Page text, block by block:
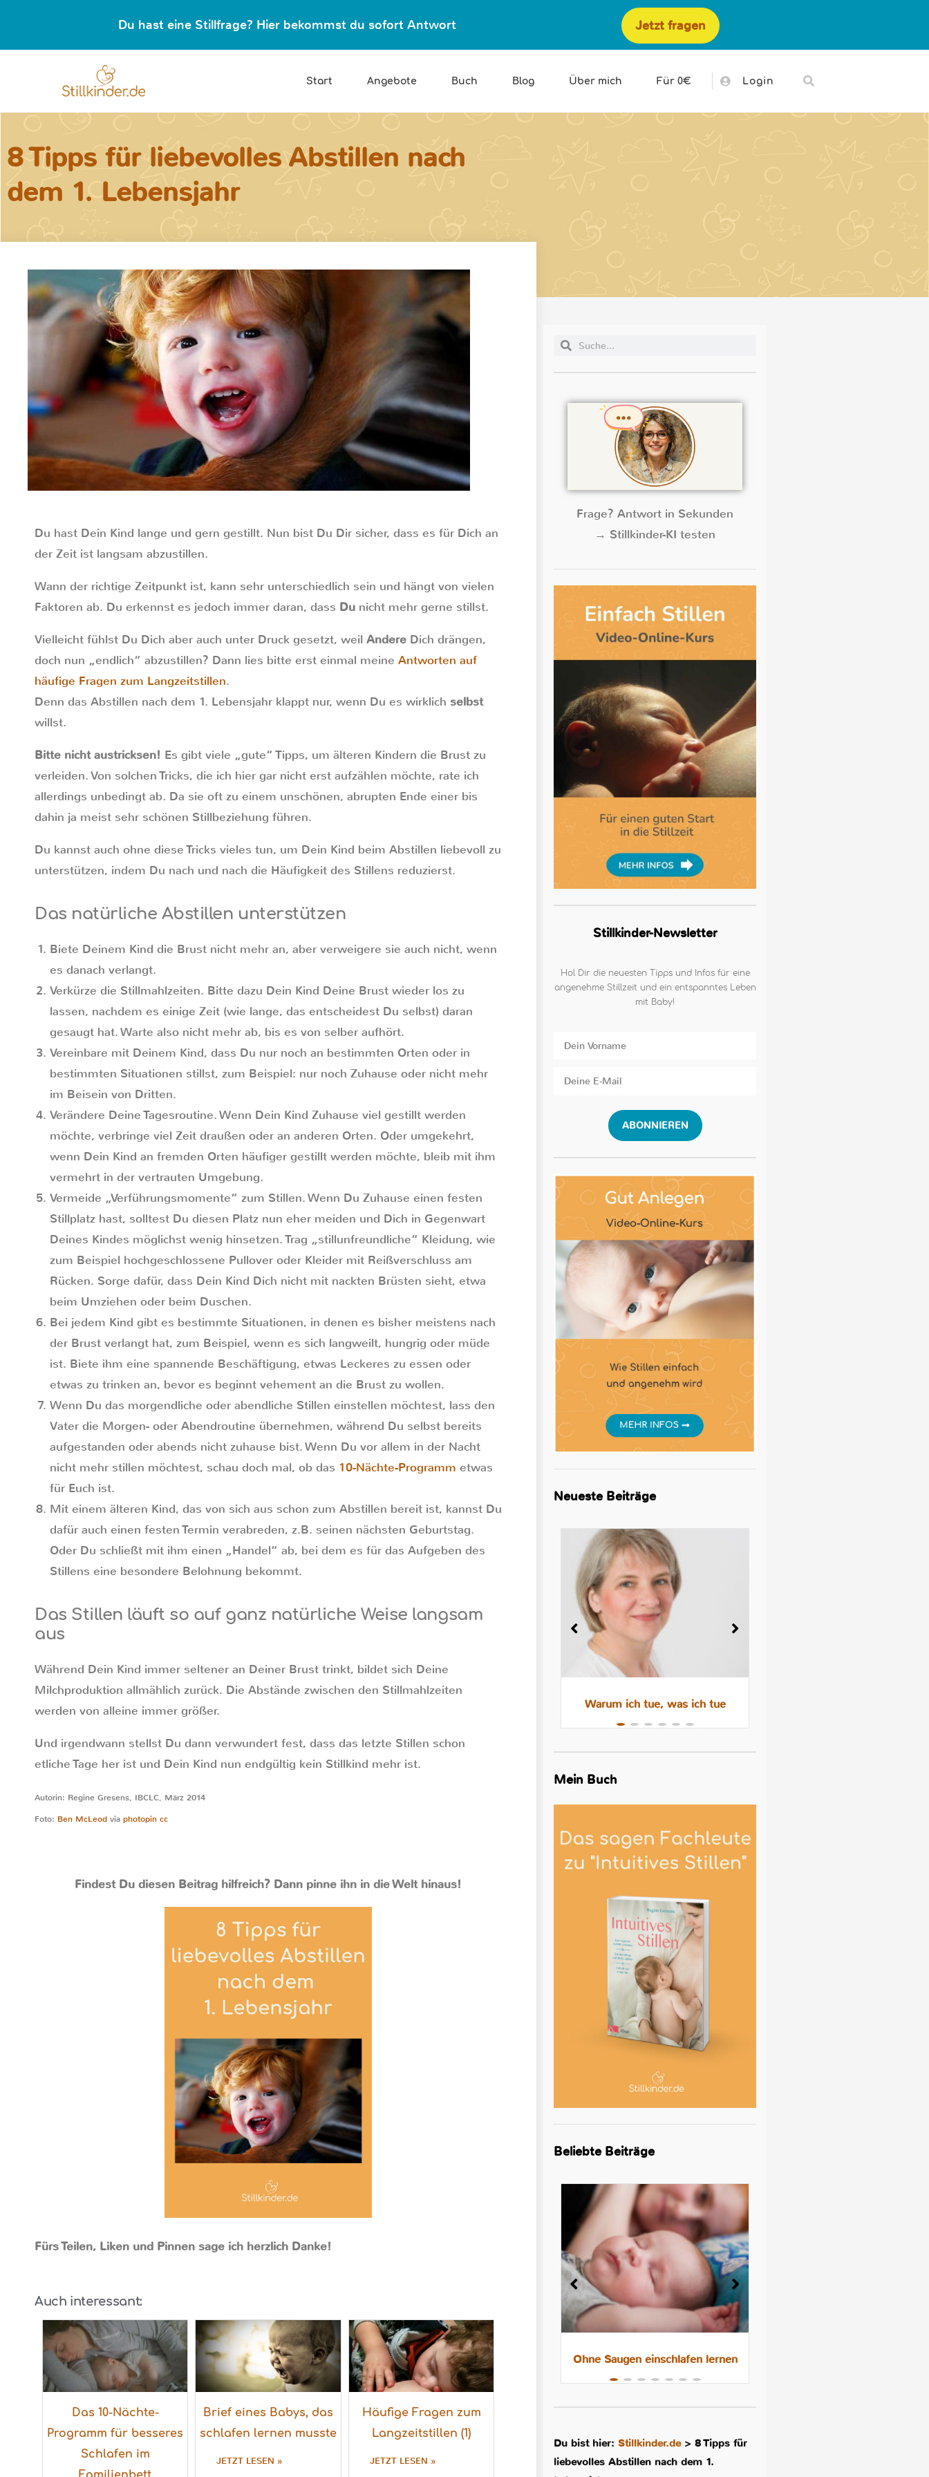
Du hast eine Stillfrage? Hier bekommst du sofort Antwort Jetzt fragen
Start Angebote Buch Blog Über mich Für 0€ Login
8 Tipps für liebevolles Abstillen nach
dem 1. Lebensjahr
Du hast Dein Kind lange und gern gestillt. Nun bist Du Dir sicher, dass es für Dich an
der Zeit ist langsam abzustillen.
Wann der richtige Zeitpunkt ist, kann sehr unterschiedlich sein und hängt von vielen
Faktoren ab. Du erkennst es jedoch immer daran, dass Du nicht mehr gerne stillst.
Vielleicht fühlst Du Dich aber auch unter Druck gesetzt, weil Andere Dich drängen,
doch nun „endlich“ abzustillen? Dann lies bitte erst einmal meine Antworten auf
häufige Fragen zum Langzeitstillen.
Denn das Abstillen nach dem 1. Lebensjahr klappt nur, wenn Du es wirklich selbst
willst.
Bitte nicht austricksen! Es gibt viele „gute“ Tipps, um älteren Kindern die Brust zu
verleiden. Von solchen Tricks, die ich hier gar nicht erst aufzählen möchte, rate ich
allerdings unbedingt ab. Da sie oft zu einem unschönen, abrupten Ende einer bis
dahin ja meist sehr schönen Stillbeziehung führen.
Du kannst auch ohne diese Tricks vieles tun, um Dein Kind beim Abstillen liebevoll zu
unterstützen, indem Du nach und nach die Häufigkeit des Stillens reduzierst.
Das natürliche Abstillen unterstützen
Biete Deinem Kind die Brust nicht mehr an, aber verweigere sie auch nicht, wenn
es danach verlangt.
Verkürze die Stillmahlzeiten. Bitte dazu Dein Kind Deine Brust wieder los zu
lassen, nachdem es einige Zeit (wie lange, das entscheidest Du selbst) daran
gesaugt hat. Warte also nicht mehr ab, bis es von selber aufhört.
Vereinbare mit Deinem Kind, dass Du nur noch an bestimmten Orten oder in
bestimmten Situationen stillst, zum Beispiel: nur noch Zuhause oder nicht mehr
im Beisein von Dritten.
Verändere Deine Tagesroutine. Wenn Dein Kind Zuhause viel gestillt werden
möchte, verbringe viel Zeit draußen oder an anderen Orten. Oder umgekehrt,
wenn Dein Kind an fremden Orten häufiger gestillt werden möchte, bleib mit ihm
vermehrt in der vertrauten Umgebung.
Vermeide „Verführungsmomente“ zum Stillen. Wenn Du Zuhause einen festen
Stillplatz hast, solltest Du diesen Platz nun eher meiden und Dich in Gegenwart
Deines Kindes möglichst wenig hinsetzen. Trag „stillunfreundliche“ Kleidung, wie
zum Beispiel hochgeschlossene Pullover oder Kleider mit Reißverschluss am
Rücken. Sorge dafür, dass Dein Kind Dich nicht mit nackten Brüsten sieht, etwa
beim Umziehen oder beim Duschen.
Bei jedem Kind gibt es bestimmte Situationen, in denen es bisher meistens nach
der Brust verlangt hat, zum Beispiel, wenn es sich langweilt, hungrig oder müde
ist. Biete ihm eine spannende Beschäftigung, etwas Leckeres zu essen oder
etwas zu trinken an, bevor es beginnt vehement an die Brust zu wollen.
Wenn Du das morgendliche oder abendliche Stillen einstellen möchtest, lass den
Vater die Morgen- oder Abendroutine übernehmen, während Du selbst bereits
aufgestanden oder abends nicht zuhause bist. Wenn Du vor allem in der Nacht
nicht mehr stillen möchtest, schau doch mal, ob das 10-Nächte-Programm etwas
für Euch ist.
Mit einem älteren Kind, das von sich aus schon zum Abstillen bereit ist, kannst Du
dafür auch einen festen Termin verabreden, z.B. seinen nächsten Geburtstag.
Oder Du schließt mit ihm einen „Handel“ ab, bei dem es für das Aufgeben des
Stillens eine besondere Belohnung bekommt.
Das Stillen läuft so auf ganz natürliche Weise langsam
aus
Während Dein Kind immer seltener an Deiner Brust trinkt, bildet sich Deine
Milchproduktion allmählich zurück. Die Abstände zwischen den Stillmahlzeiten
werden von alleine immer größer.
Und irgendwann stellst Du dann verwundert fest, dass das letzte Stillen schon
etliche Tage her ist und Dein Kind nun endgültig kein Stillkind mehr ist.
Autorin: Regine Gresens, IBCLC, März 2014
Foto: Ben McLeod via photopin cc
Findest Du diesen Beitrag hilfreich? Dann pinne ihn in die Welt hinaus!
Fürs Teilen, Liken und Pinnen sage ich herzlich Danke!
Auch interessant:
Das 10-Nächte-
Programm für besseres
Schlafen im
Brief eines Babys, das
schlafen lernen musste
JETZT LESEN »
Häufige Fragen zum
Langzeitstillen (1)
JETZT LESEN »
Frage? Antwort in Sekunden
→ Stillkinder-KI testen
Stillkinder-Newsletter
Hol Dir die neuesten Tipps und Infos für eine
angenehme Stillzeit und ein entspanntes Leben
mit Baby!
ABONNIEREN
Neueste Beiträge
Warum ich tue, was ich tue
Mein Buch
Beliebte Beiträge
8 Tipps für leichtere Nächte mit
dem Stillkind
Ohne Saugen einschlafen lernen
Du bist hier:Stillkinder.de>8 Tipps für
liebevolles Abstillen nach dem 1.